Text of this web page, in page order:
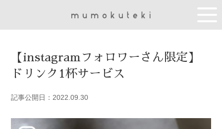
【instagramフォロワーさん限定】
ドリンク1杯サービス
記事公開日：2022.09.30